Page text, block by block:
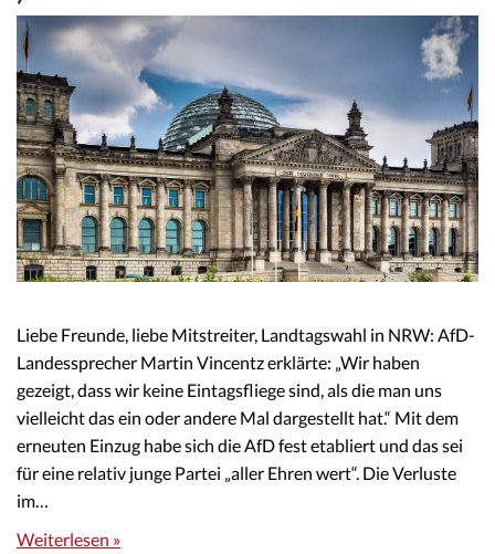
Liebe Freunde, liebe Mitstreiter, Landtagswahl in NRW: AfD-
Landessprecher Martin Vincentz erklärte: „Wir haben
gezeigt, dass wir keine Eintagsfliege sind, als die man uns
vielleicht das ein oder andere Mal dargestellt hat.“ Mit dem
erneuten Einzug habe sich die AfD fest etabliert und das sei
für eine relativ junge Partei „aller Ehren wert“. Die Verluste
im…
Weiterlesen »